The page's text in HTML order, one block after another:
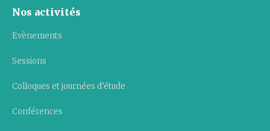
Nos activités
Evènements
Sessions
Colloques et journées d’étude
Conférences